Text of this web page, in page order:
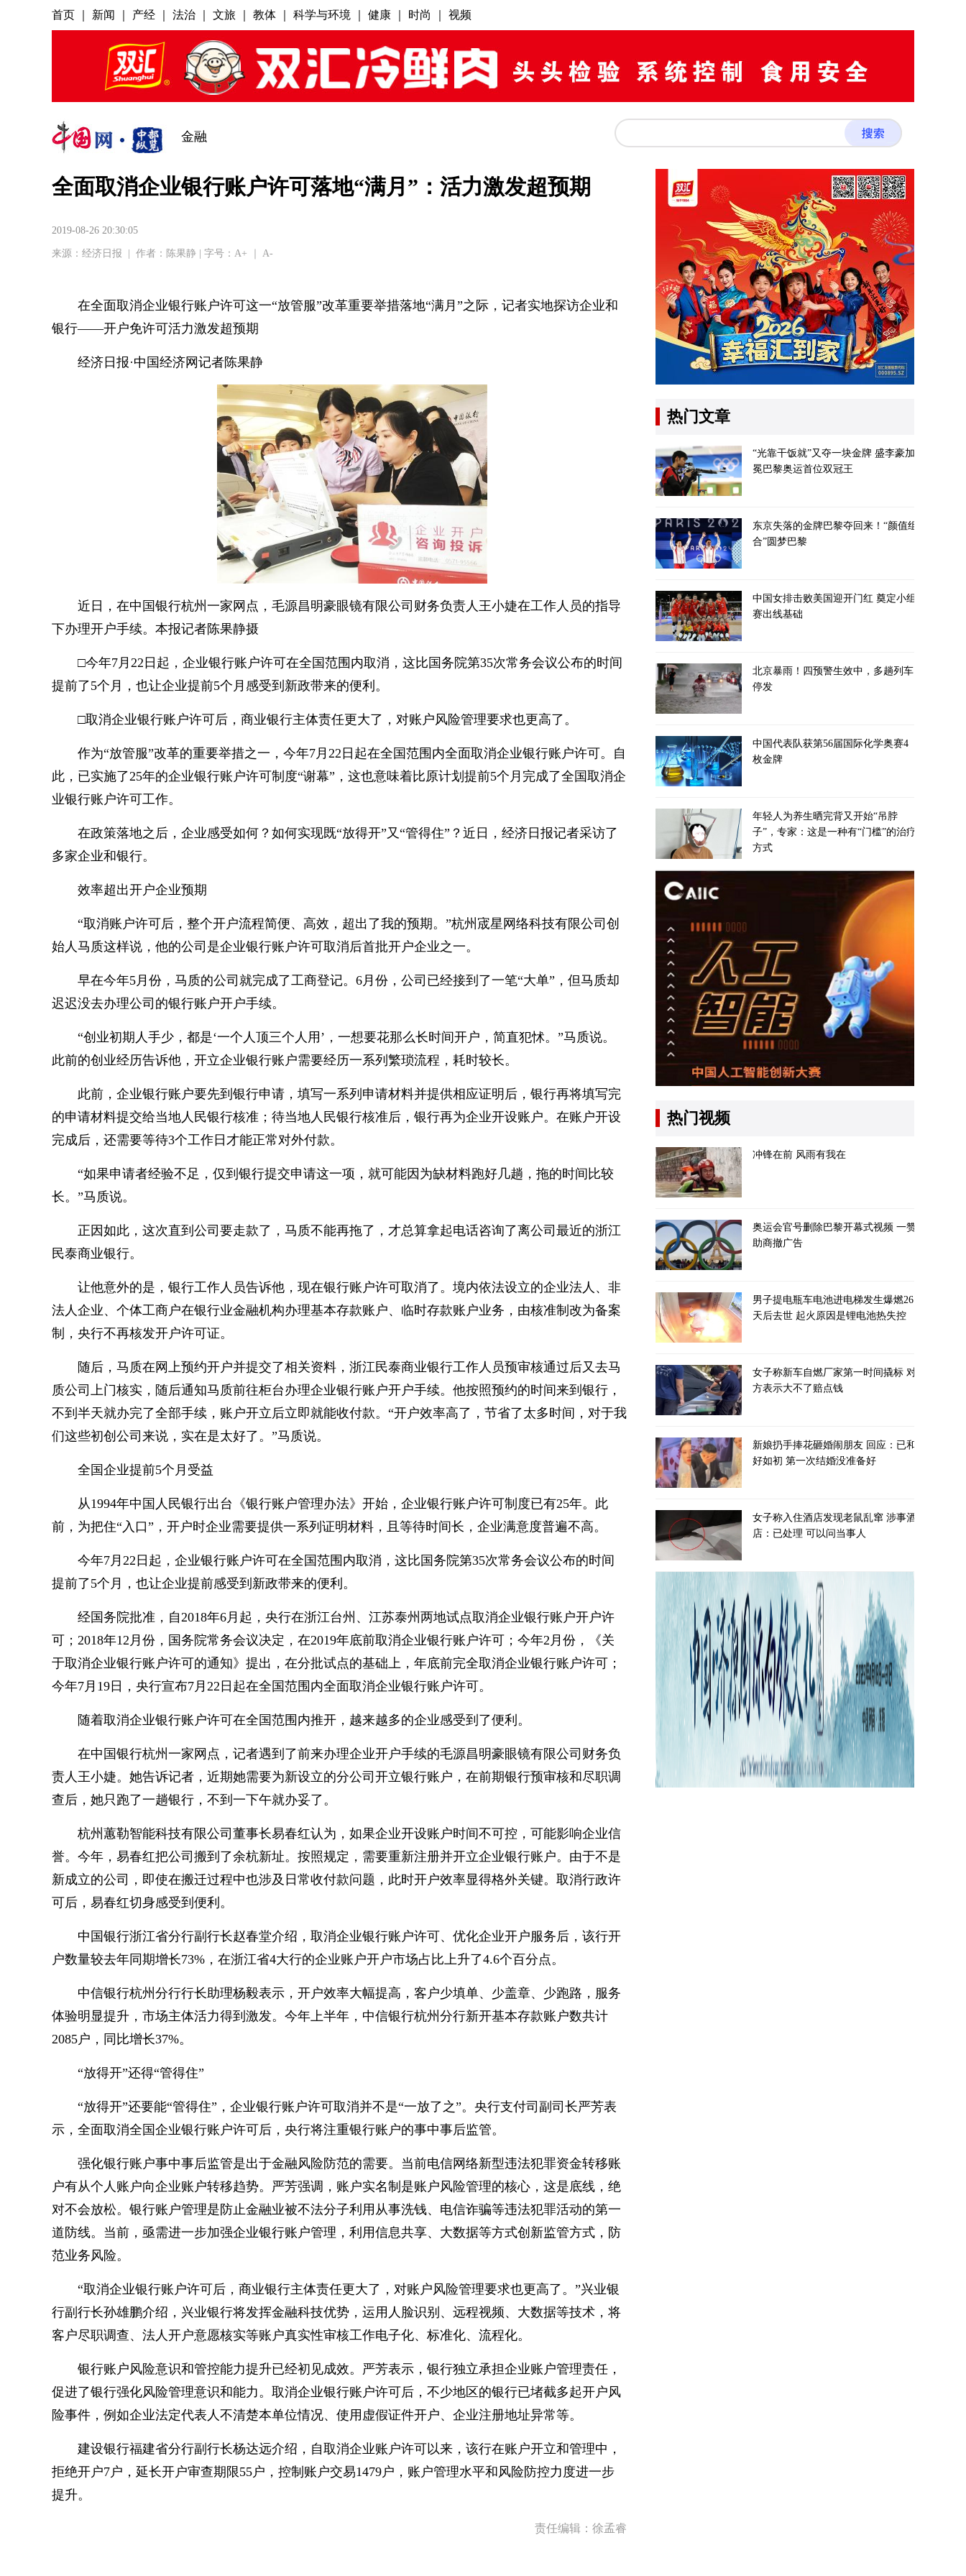
金融
全面取消企业银行账户许可落地“满月”：活力激发超预期
2019-08-26 20:30:05
来源： 经济日报 作者：陈果静 | 字号： A+ A-
在全面取消企业银行账户许可这一“放管服”改革重要举措落地“满月”之际，记者实地探访企业和
银行——开户免许可活力激发超预期
经济日报·中国经济网记者陈果静
近日，在中国银行杭州一家网点，毛源昌明豪眼镜有限公司财务负责人王小婕在工作人员的指导
下办理开户手续。本报记者陈果静摄
□今年7月22日起，企业银行账户许可在全国范围内取消，这比国务院第35次常务会议公布的时间
提前了5个月，也让企业提前5个月感受到新政带来的便利。
□取消企业银行账户许可后，商业银行主体责任更大了，对账户风险管理要求也更高了。
作为“放管服”改革的重要举措之一，今年7月22日起在全国范围内全面取消企业银行账户许可。自
此，已实施了25年的企业银行账户许可制度“谢幕”，这也意味着比原计划提前5个月完成了全国取消企
业银行账户许可工作。
在政策落地之后，企业感受如何？如何实现既“放得开”又“管得住”？近日，经济日报记者采访了
多家企业和银行。
效率超出开户企业预期
“取消账户许可后，整个开户流程简便、高效，超出了我的预期。”杭州宬星网络科技有限公司创
始人马质这样说，他的公司是企业银行账户许可取消后首批开户企业之一。
早在今年5月份，马质的公司就完成了工商登记。6月份，公司已经接到了一笔“大单”，但马质却
迟迟没去办理公司的银行账户开户手续。
“创业初期人手少，都是‘一个人顶三个人用’，一想要花那么长时间开户，简直犯怵。”马质说。
此前的创业经历告诉他，开立企业银行账户需要经历一系列繁琐流程，耗时较长。
此前，企业银行账户要先到银行申请，填写一系列申请材料并提供相应证明后，银行再将填写完
的申请材料提交给当地人民银行核准；待当地人民银行核准后，银行再为企业开设账户。在账户开设
完成后，还需要等待3个工作日才能正常对外付款。
“如果申请者经验不足，仅到银行提交申请这一项，就可能因为缺材料跑好几趟，拖的时间比较
长。”马质说。
正因如此，这次直到公司要走款了，马质不能再拖了，才总算拿起电话咨询了离公司最近的浙江
民泰商业银行。
让他意外的是，银行工作人员告诉他，现在银行账户许可取消了。境内依法设立的企业法人、非
法人企业、个体工商户在银行业金融机构办理基本存款账户、临时存款账户业务，由核准制改为备案
制，央行不再核发开户许可证。
随后，马质在网上预约开户并提交了相关资料，浙江民泰商业银行工作人员预审核通过后又去马
质公司上门核实，随后通知马质前往柜台办理企业银行账户开户手续。他按照预约的时间来到银行，
不到半天就办完了全部手续，账户开立后立即就能收付款。“开户效率高了，节省了太多时间，对于我
们这些初创公司来说，实在是太好了。”马质说。
全国企业提前5个月受益
从1994年中国人民银行出台《银行账户管理办法》开始，企业银行账户许可制度已有25年。此
前，为把住“入口”，开户时企业需要提供一系列证明材料，且等待时间长，企业满意度普遍不高。
今年7月22日起，企业银行账户许可在全国范围内取消，这比国务院第35次常务会议公布的时间
提前了5个月，也让企业提前感受到新政带来的便利。
经国务院批准，自2018年6月起，央行在浙江台州、江苏泰州两地试点取消企业银行账户开户许
可；2018年12月份，国务院常务会议决定，在2019年底前取消企业银行账户许可；今年2月份，《关
于取消企业银行账户许可的通知》提出，在分批试点的基础上，年底前完全取消企业银行账户许可；
今年7月19日，央行宣布7月22日起在全国范围内全面取消企业银行账户许可。
随着取消企业银行账户许可在全国范围内推开，越来越多的企业感受到了便利。
在中国银行杭州一家网点，记者遇到了前来办理企业开户手续的毛源昌明豪眼镜有限公司财务负
责人王小婕。她告诉记者，近期她需要为新设立的分公司开立银行账户，在前期银行预审核和尽职调
查后，她只跑了一趟银行，不到一下午就办妥了。
杭州蕙勒智能科技有限公司董事长易春红认为，如果企业开设账户时间不可控，可能影响企业信
誉。今年，易春红把公司搬到了余杭新址。按照规定，需要重新注册并开立企业银行账户。由于不是
新成立的公司，即使在搬迁过程中也涉及日常收付款问题，此时开户效率显得格外关键。取消行政许
可后，易春红切身感受到便利。
中国银行浙江省分行副行长赵春堂介绍，取消企业银行账户许可、优化企业开户服务后，该行开
户数量较去年同期增长73%，在浙江省4大行的企业账户开户市场占比上升了4.6个百分点。
中信银行杭州分行行长助理杨毅表示，开户效率大幅提高，客户少填单、少盖章、少跑路，服务
体验明显提升，市场主体活力得到激发。今年上半年，中信银行杭州分行新开基本存款账户数共计
2085户，同比增长37%。
“放得开”还得“管得住”
“放得开”还要能“管得住”，企业银行账户许可取消并不是“一放了之”。央行支付司副司长严芳表
示，全面取消全国企业银行账户许可后，央行将注重银行账户的事中事后监管。
强化银行账户事中事后监管是出于金融风险防范的需要。当前电信网络新型违法犯罪资金转移账
户有从个人账户向企业账户转移趋势。严芳强调，账户实名制是账户风险管理的核心，这是底线，绝
对不会放松。银行账户管理是防止金融业被不法分子利用从事洗钱、电信诈骗等违法犯罪活动的第一
道防线。当前，亟需进一步加强企业银行账户管理，利用信息共享、大数据等方式创新监管方式，防
范业务风险。
“取消企业银行账户许可后，商业银行主体责任更大了，对账户风险管理要求也更高了。”兴业银
行副行长孙雄鹏介绍，兴业银行将发挥金融科技优势，运用人脸识别、远程视频、大数据等技术，将
客户尽职调查、法人开户意愿核实等账户真实性审核工作电子化、标准化、流程化。
银行账户风险意识和管控能力提升已经初见成效。严芳表示，银行独立承担企业账户管理责任，
促进了银行强化风险管理意识和能力。取消企业银行账户许可后，不少地区的银行已堵截多起开户风
险事件，例如企业法定代表人不清楚本单位情况、使用虚假证件开户、企业注册地址异常等。
建设银行福建省分行副行长杨达远介绍，自取消企业账户许可以来，该行在账户开立和管理中，
拒绝开户7户，延长开户审查期限55户，控制账户交易1479户，账户管理水平和风险防控力度进一步
提升。
责任编辑：徐孟睿